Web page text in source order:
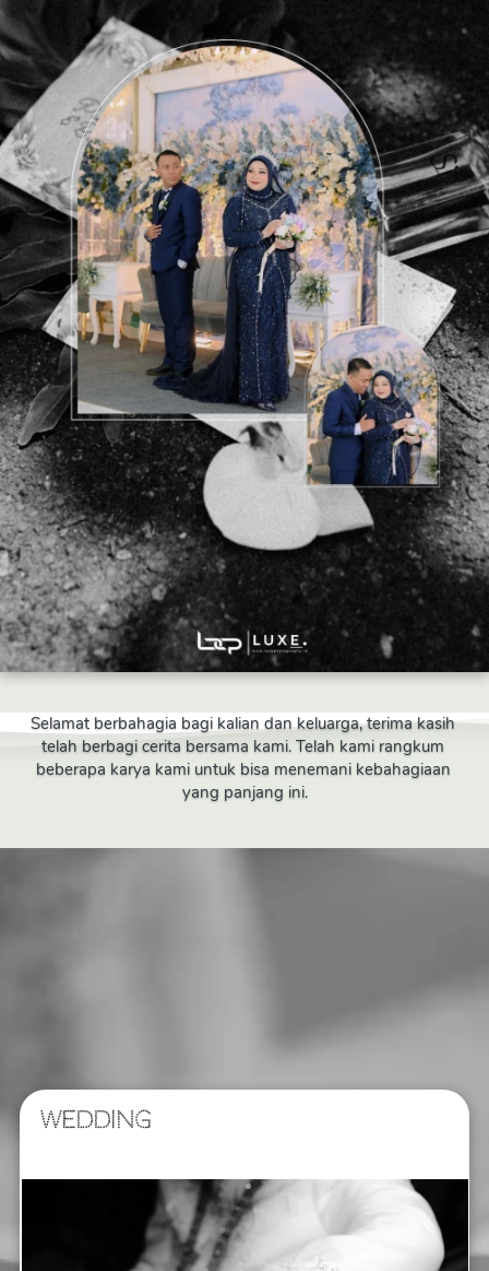
Selamat berbahagia bagi kalian dan keluarga, terima kasih
telah berbagi cerita bersama kami. Telah kami rangkum
beberapa karya kami untuk bisa menemani kebahagiaan
yang panjang ini.
WEDDING